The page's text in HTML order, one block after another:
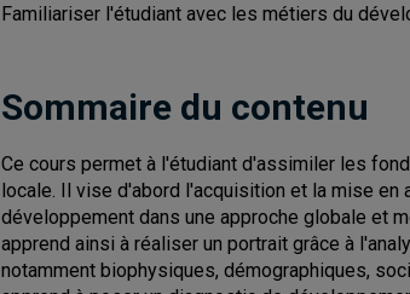
Familiariser l'étudiant avec les métiers du
Sommaire du contenu
Ce cours permet à l'étudiant d'assimiler les
locale. Il vise d'abord l'acquisition et la mise
développement dans une approche globale et
apprend ainsi à réaliser un portrait grâce à
notamment biophysiques, démographiques,